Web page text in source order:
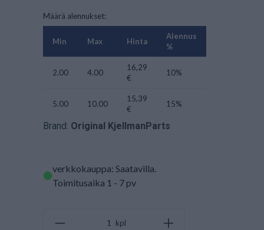
Määrä alennukset:
Min Max Hinta
Alennus
%
2.00 4.00
16,29
€
10%
5.00 10.00
15,39
€
15%
Brand: Original KjellmanParts
verkkokauppa: Saatavilla.
Toimitusaika 1 - 7 pv
kpl